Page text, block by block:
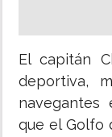
El capitán
deportiva,
navegantes
que el Golfo